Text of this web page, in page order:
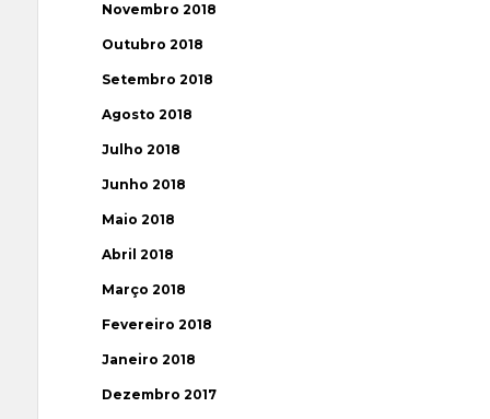
Novembro 2018
Outubro 2018
Setembro 2018
Agosto 2018
Julho 2018
Junho 2018
Maio 2018
Abril 2018
Março 2018
Fevereiro 2018
Janeiro 2018
Dezembro 2017